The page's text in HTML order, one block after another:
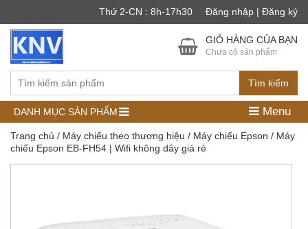
Thứ 2-CN : 8h-17h30 Đăng nhập | Đăng ký
Tìm kiếm
GIỎ HÀNG CỦA BẠN
Chưa có sản phẩm
DANH MỤC SẢN PHẨM Menu
Trang chủ / Máy chiếu theo thương hiệu / Máy chiếu Epson / Máy
chiếu Epson EB-FH54 | Wifi không dây giá rẻ